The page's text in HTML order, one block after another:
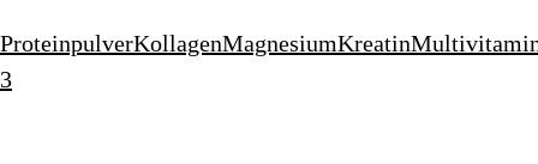
ProteinpulverKollagenMagnesiumKreatin
3